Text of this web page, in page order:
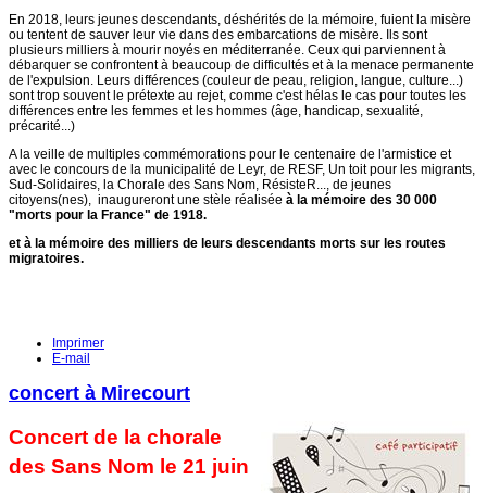
En 2018, leurs jeunes descendants, déshérités de la mémoire, fuient la misère
ou tentent de sauver leur vie dans des embarcations de misère. Ils sont
plusieurs milliers à mourir noyés en méditerranée. Ceux qui parviennent à
débarquer se confrontent à beaucoup de difficultés et à la menace permanente
de l'expulsion. Leurs différences (couleur de peau, religion, langue, culture...)
sont trop souvent le prétexte au rejet, comme c'est hélas le cas pour toutes les
différences entre les femmes et les hommes (âge, handicap, sexualité,
précarité...)
A la veille de multiples commémorations pour le centenaire de l'armistice et
avec le concours de la municipalité de Leyr, de RESF, Un toit pour les migrants,
Sud-Solidaires, la Chorale des Sans Nom, RésisteR..., de jeunes
citoyens(nes),
inaugureront une stèle réalisée à la mémoire des 30 000
"morts pour la France" de 1918.
et à la mémoire des milliers de leurs descendants morts sur les routes
migratoires.
Imprimer
E-mail
concert à Mirecourt
Concert de la chorale
des Sans Nom le 21 juin